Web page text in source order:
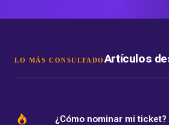
LO MÁS CONSULTADO Artículos
¿Cómo nominar mi ticket?